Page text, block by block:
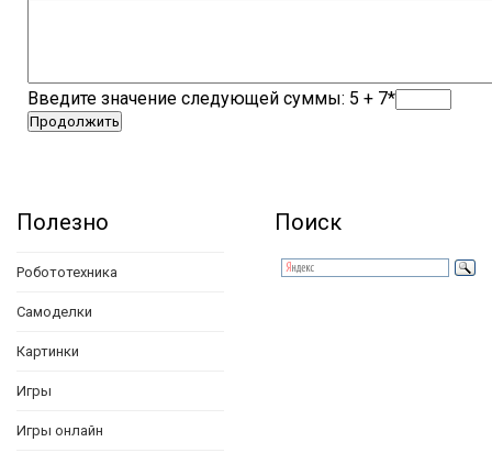
Введите значение следующей суммы: 5 + 7*
Полезно
Робототехника
Самоделки
Картинки
Игры
Игры онлайн
Поиск